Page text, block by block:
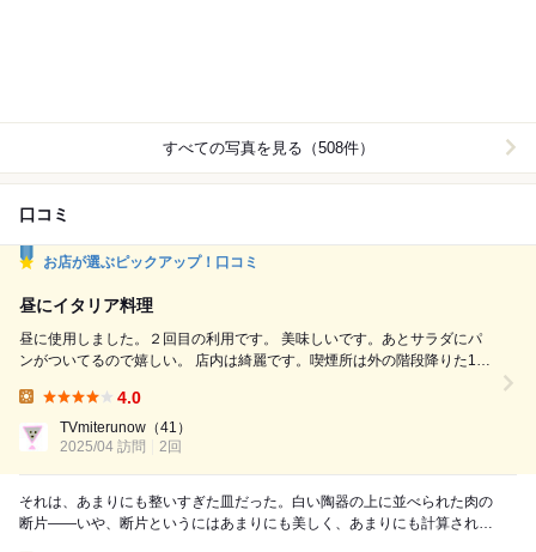
すべての写真を見る（508件）
口コミ
お店が選ぶピックアップ！口コミ
昼にイタリア料理
昼に使用しました。２回目の利用です。 美味しいです。あとサラダにパ
ンがついてるので嬉しい。 店内は綺麗です。喫煙所は外の階段降りた1階
付いてきます 店員さんが明るくていいお店でした。 ランチは1000円〜。
大盛りは+100円 ドリンクはセルフサービスですが種類が豊富で、コーヒ
ー、紅茶、お茶、水。どれもホットアイスどちらも...
4.0
TVmiterunow （41）
2025/04 訪問
2回
それは、あまりにも整いすぎた皿だった。白い陶器の上に並べられた肉の
断片——いや、断片というにはあまりにも美しく、あまりにも計算され尽